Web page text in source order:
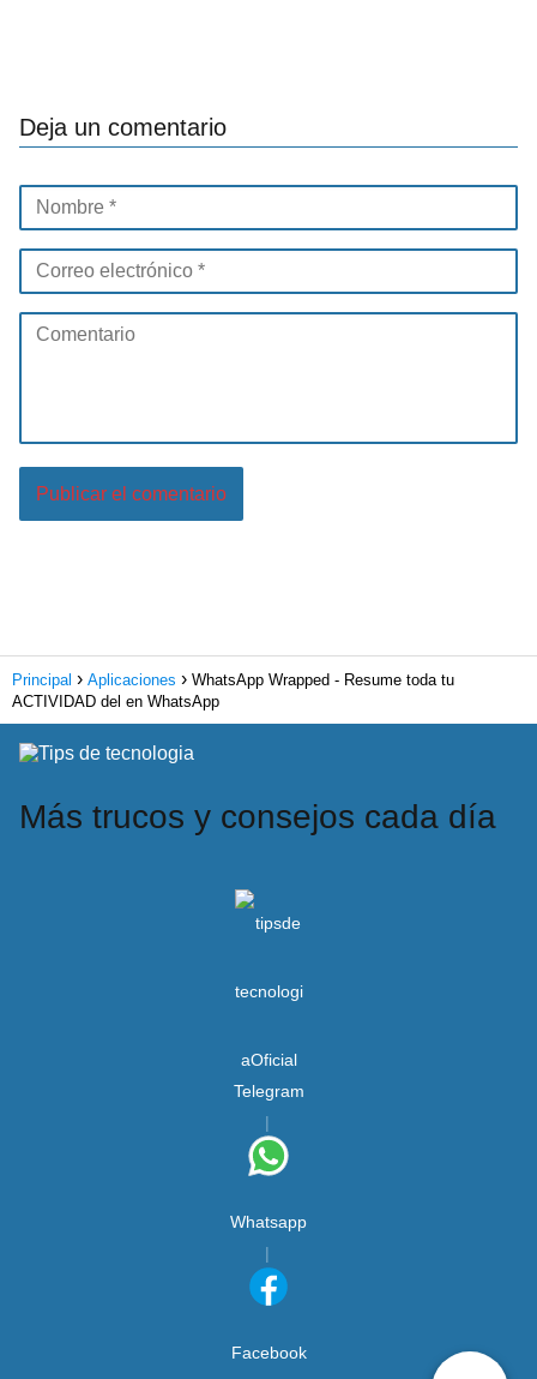
Deja un comentario
Principal Aplicaciones
WhatsApp Wrapped - Resume toda tu
ACTIVIDAD del en WhatsApp
Más trucos y consejos cada día
Telegram
Whatsapp
Facebook